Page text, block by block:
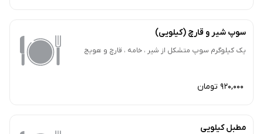
سوپ شیر و قارچ (کیلویی)
یک کیلوگرم سوپ متشکل از شیر ، خامه ، قارچ و هویج
920,000 تومان
مطبل کیلویی